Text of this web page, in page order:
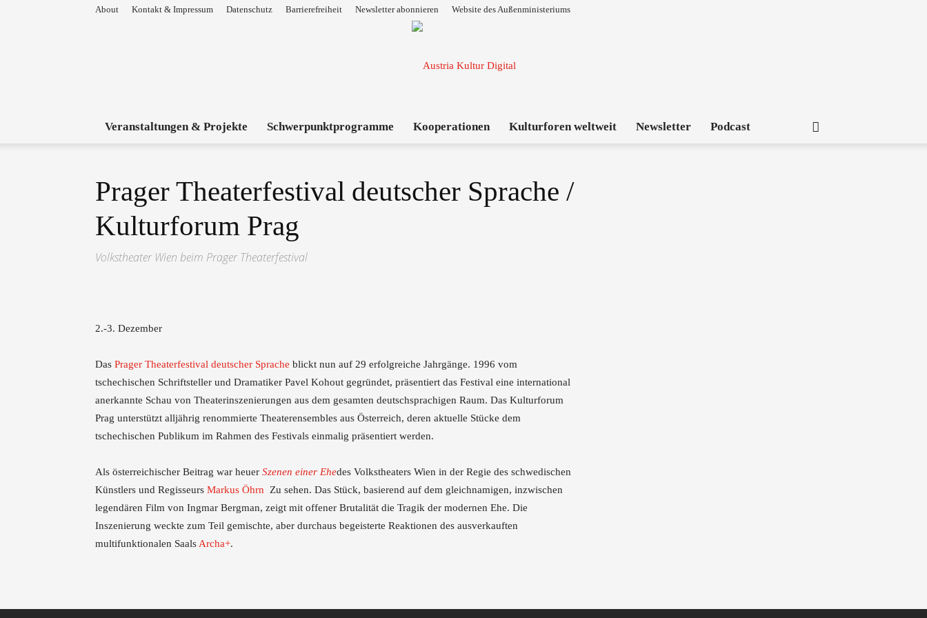
About Kontakt & Impressum Datenschutz Barrierefreiheit Newsletter abonnieren Website des Außenministeriums
Veranstaltungen & Projekte Schwerpunktprogramme Kooperationen Kulturforen weltweit Newsletter Podcast
Prager Theaterfestival deutscher Sprache /
Kulturforum Prag
Volkstheater Wien beim Prager Theaterfestival
2.-3. Dezember
Das Prager Theaterfestival deutscher Sprache blickt nun auf 29 erfolgreiche Jahrgänge. 1996 vom
tschechischen Schriftsteller und Dramatiker Pavel Kohout gegründet, präsentiert das Festival eine international
anerkannte Schau von Theaterinszenierungen aus dem gesamten deutschsprachigen Raum. Das Kulturforum
Prag unterstützt alljährig renommierte Theaterensembles aus Österreich, deren aktuelle Stücke dem
tschechischen Publikum im Rahmen des Festivals einmalig präsentiert werden.
Als österreichischer Beitrag war heuer Szenen einer Ehedes Volkstheaters Wien in der Regie des schwedischen
Künstlers und Regisseurs Markus Öhrn Zu sehen. Das Stück, basierend auf dem gleichnamigen, inzwischen
legendären Film von Ingmar Bergman, zeigt mit offener Brutalität die Tragik der modernen Ehe. Die
Inszenierung weckte zum Teil gemischte, aber durchaus begeisterte Reaktionen des ausverkauften
multifunktionalen Saals Archa+.